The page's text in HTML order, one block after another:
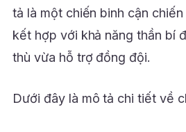
tả là một chiến binh cận
kết hợp với khả năng thần bí
thù vừa hỗ trợ đồng đội.
Dưới đây là mô tả chi tiết về